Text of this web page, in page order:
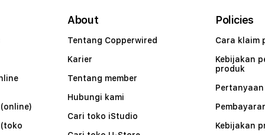
About
Tentang Copperwired
Karier
Tentang member
Hubungi kami
Cari toko iStudio
Policies
Cara klaim
Kebijakan
produk
Pertanyaan
Kebijakan